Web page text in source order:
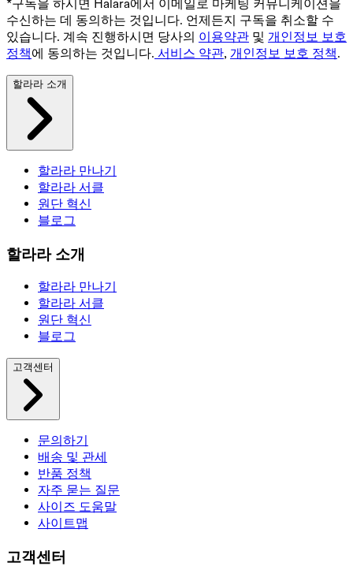
*구독을 하시면 Halara에서 이메일로 마케팅 커뮤니케이션을
수신하는 데 동의하는 것입니다. 언제든지 구독을 취소할 수
있습니다. 계속 진행하시면 당사의 이용약관 및 개인정보 보호
정책에 동의하는 것입니다. 서비스 약관, 개인정보 보호 정책.
할라라 소개
할라라 만나기
할라라 서클
원단 혁신
블로그
할라라 소개
할라라 만나기
할라라 서클
원단 혁신
블로그
고객센터
문의하기
배송 및 관세
반품 정책
자주 묻는 질문
사이즈 도움말
사이트맵
고객센터